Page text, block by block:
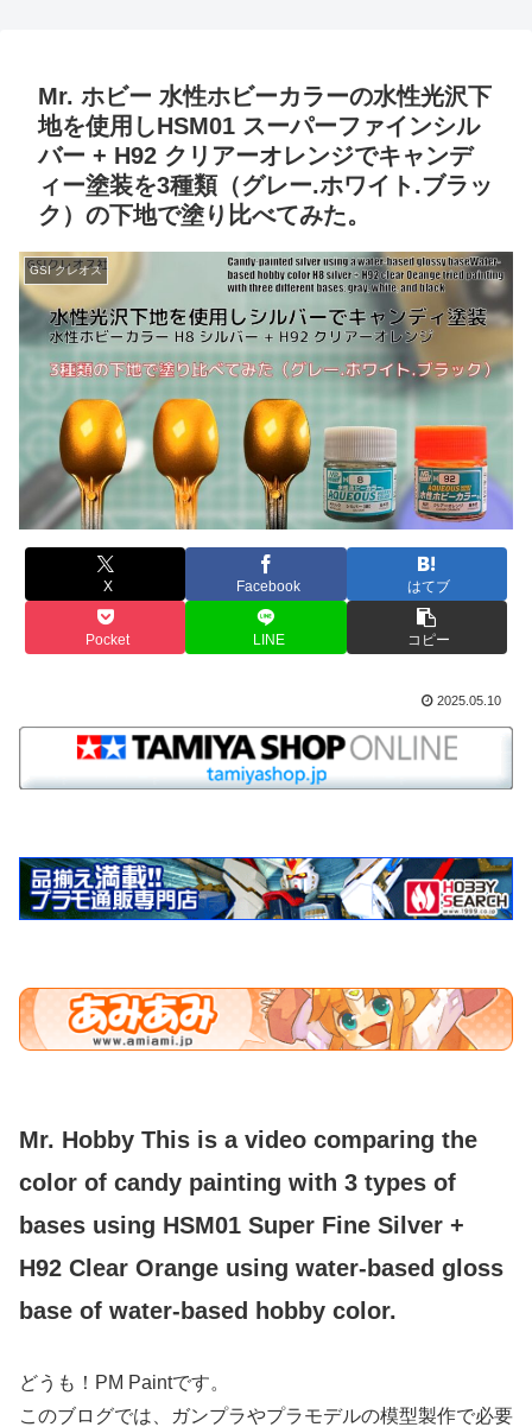
Mr. ホビー 水性ホビーカラーの水性光沢下
地を使用しHSM01 スーパーファインシル
バー + H92 クリアーオレンジでキャンデ
ィー塗装を3種類（グレー.ホワイト.ブラッ
ク）の下地で塗り比べてみた。
GSI クレオス
X Facebook はてブ
Pocket LINE コピー
2025.05.10
Mr. Hobby This is a video comparing the
color of candy painting with 3 types of
bases using HSM01 Super Fine Silver +
H92 Clear Orange using water-based gloss
base of water-based hobby color.
どうも！PM Paintです。
このブログでは、ガンプラやプラモデルの模型製作で必要